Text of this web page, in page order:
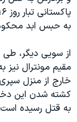
به حبس ابد
از سویی دیگر، طی
خارج از منزل
کشته شدن این
به قتل رسیده است